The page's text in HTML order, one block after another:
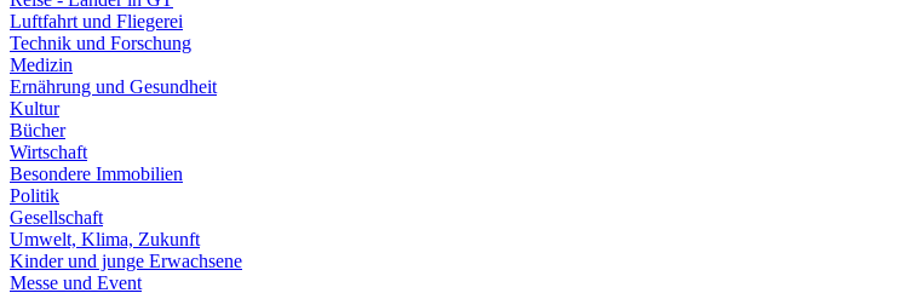
Luftfahrt und Fliegerei
Technik und Forschung
Medizin
Ernährung und Gesundheit
Kultur
Bücher
Wirtschaft
Besondere Immobilien
Politik
Gesellschaft
Umwelt, Klima, Zukunft
Kinder und junge Erwachsene
Messe und Event